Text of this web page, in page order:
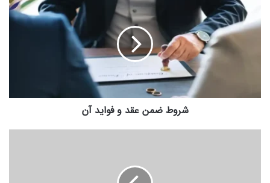
ضمن
عقد
شروط ضمن عقد و فواید آن